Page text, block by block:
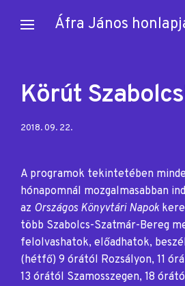
Áfra János
Körút
Posted
2018. 09. 22.
A programok tekintetében
hónapomnál mozgalmasabban
az Országos Könyvtári Napok
több Szabolcs-Szatmár-Bereg
felolvashatok, előadhatok,
(hétfő) 9 órától Rozsályon, 11
13 órától Szamosszegen, 18